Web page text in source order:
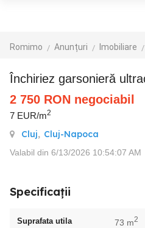
Romimo Anunțuri Imobiliare
Închiriez garsonieră
2 750 RON negociabil
7 EUR/m2
Cluj, Cluj-Napoca
Valabil din 6/13/2026 10:54:07 AM
Specificații
Suprafata utila 73 m2